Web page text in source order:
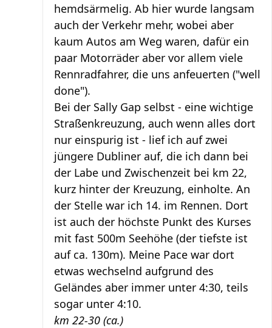
hemdsärmelig. Ab hier wurde langsam
auch der Verkehr mehr, wobei aber
kaum Autos am Weg waren, dafür ein
paar Motorräder aber vor allem viele
Rennradfahrer, die uns anfeuerten ("well
done").
Bei der Sally Gap selbst - eine wichtige
Straßenkreuzung, auch wenn alles dort
nur einspurig ist - lief ich auf zwei
jüngere Dubliner auf, die ich dann bei
der Labe und Zwischenzeit bei km 22,
kurz hinter der Kreuzung, einholte. An
der Stelle war ich 14. im Rennen. Dort
ist auch der höchste Punkt des Kurses
mit fast 500m Seehöhe (der tiefste ist
auf ca. 130m). Meine Pace war dort
etwas wechselnd aufgrund des
Geländes aber immer unter 4:30, teils
sogar unter 4:10.
km 22-30 (ca.)